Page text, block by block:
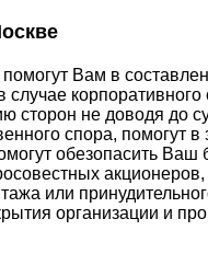
Вам в
случае
сторон не доводя до
спора, помогут
обезопасить Ваш
или
организации и